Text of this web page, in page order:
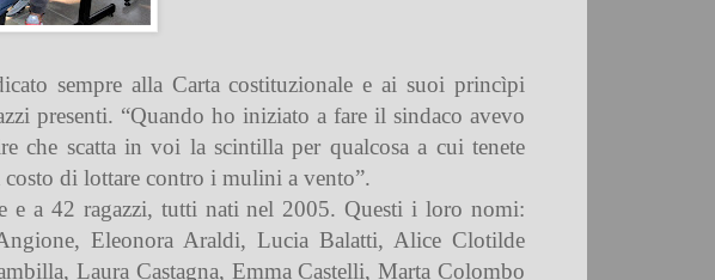
sempre alla Carta costituzionale e ai suoi princìpi
presenti. “Quando ho iniziato a fare il sindaco avevo
scatta in voi la scintilla per qualcosa a cui tenete
di lottare contro i mulini a vento”.
e a 42 ragazzi, tutti nati nel 2005. Questi i loro nomi:
Eleonora Araldi, Lucia Balatti, Alice Clotilde
Laura Castagna, Emma Castelli, Marta Colombo